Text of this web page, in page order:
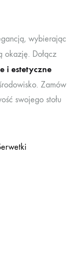
wybierając
okazję. Dołącz
i estetyczne
Zamów
swojego stołu